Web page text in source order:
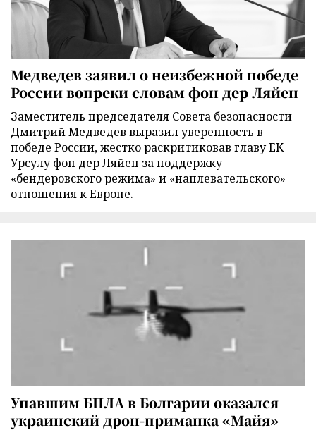
Медведев заявил о неизбежной победе
России вопреки словам фон дер Ляйен
Заместитель председателя Совета безопасности
Дмитрий Медведев выразил уверенность в
победе России, жестко раскритиковав главу ЕК
Урсулу фон дер Ляйен за поддержку
«бендеровского режима» и «наплевательского»
отношения к Европе.
Упавшим БПЛА в Болгарии оказался
украинский дрон-приманка «Майя»